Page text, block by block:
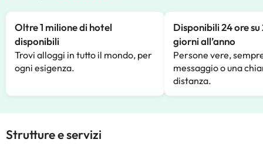
Oltre 1 milione di hotel
disponibili
Trovi alloggi in tutto il mondo, per
ogni esigenza.
Disponibili 24 ore su
giorni all’anno
Persone vere,
messaggio o una
distanza.
Strutture e servizi